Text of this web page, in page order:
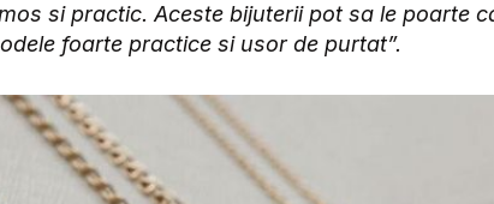
si practic. Aceste bijuterii pot sa le poarte
foarte practice si usor de purtat”.